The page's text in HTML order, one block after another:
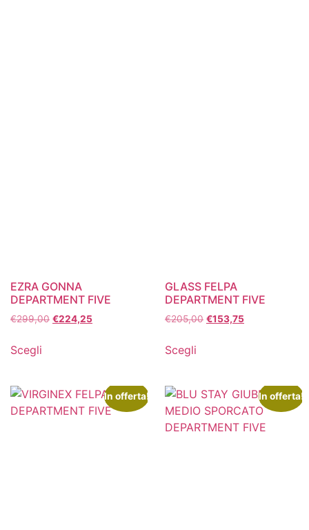
EZRA GONNA
DEPARTMENT FIVE
€299,00 €224,25
Scegli
GLASS FELPA
DEPARTMENT FIVE
€205,00 €153,75
Scegli
In offerta! In offerta!